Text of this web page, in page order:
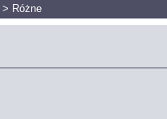
> Różne